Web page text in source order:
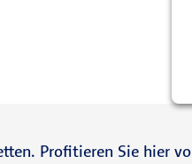
Profitieren Sie hier